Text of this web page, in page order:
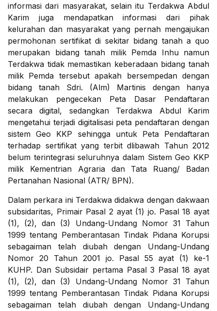
informasi dari masyarakat, selain itu Terdakwa Abdul
Karim juga mendapatkan informasi dari pihak
kelurahan dan masyarakat yang pernah mengajukan
permohonan sertifikat di sekitar bidang tanah a quo
merupakan bidang tanah milik Pemda Inhu namun
Terdakwa tidak memastikan keberadaan bidang tanah
milik Pemda tersebut apakah bersempedan dengan
bidang tanah Sdri. (Alm) Martinis dengan hanya
melakukan pengecekan Peta Dasar Pendaftaran
secara digital, sedangkan Terdakwa Abdul Karim
mengetahui terjadi digitalisasi peta pendaftaran dengan
sistem Geo KKP sehingga untuk Peta Pendaftaran
terhadap sertifikat yang terbit dlibawah Tahun 2012
belum terintegrasi seluruhnya dalam Sistem Geo KKP
milik Kementrian Agraria dan Tata Ruang/ Badan
Pertanahan Nasional (ATR/ BPN).
Dalam perkara ini Terdakwa didakwa dengan dakwaan
subsidaritas, Primair Pasal 2 ayat (1) jo. Pasal 18 ayat
(1), (2), dan (3) Undang-Undang Nomor 31 Tahun
1999 tentang Pemberantasan Tindak Pidana Korupsi
sebagaiman telah diubah dengan Undang-Undang
Nomor 20 Tahun 2001 jo. Pasal 55 ayat (1) ke-1
KUHP. Dan Subsidair pertama Pasal 3 Pasal 18 ayat
(1), (2), dan (3) Undang-Undang Nomor 31 Tahun
1999 tentang Pemberantasan Tindak Pidana Korupsi
sebagaiman telah diubah dengan Undang-Undang